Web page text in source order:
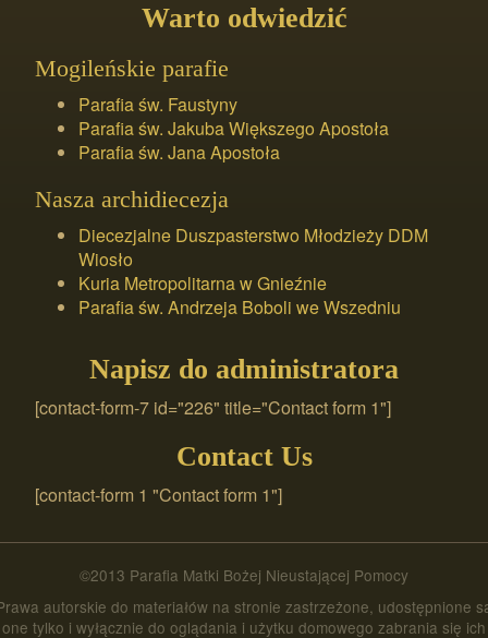
Warto odwiedzić
Mogileńskie parafie
Parafia św. Faustyny
Parafia św. Jakuba Większego Apostoła
Parafia św. Jana Apostoła
Nasza archidiecezja
Diecezjalne Duszpasterstwo Młodzieży DDM
Wiosło
Kuria Metropolitarna w Gnieźnie
Parafia św. Andrzeja Boboli we Wszedniu
Napisz do administratora
[contact-form-7 id="226" title="Contact form 1"]
Contact Us
[contact-form 1 "Contact form 1"]
©2013 Parafia Matki Bożej Nieustającej Pomocy
autorskie do materiałów na stronie zastrzeżone, udostępnione
one tylko i wyłącznie do oglądania i użytku domowego zabrania się ich